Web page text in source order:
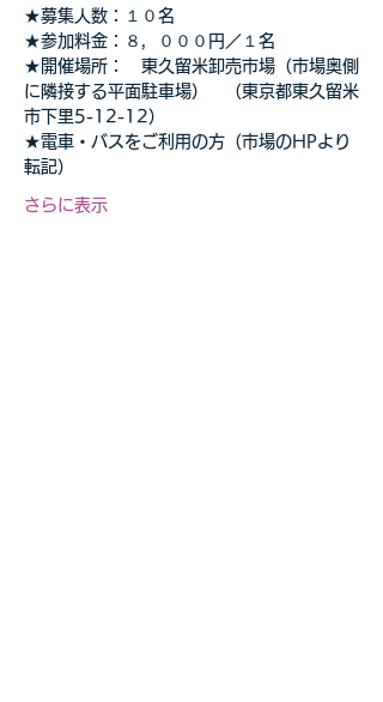
★募集人数：１０名
★参加料金：８，０００円／１名
★開催場所：　東久留米卸売市場（市場奥側
に隣接する平面駐車場）　（東京都東久留米
市下里5-12-12）
★電車・バスをご利用の方（市場のHPより
転記）
さらに表示